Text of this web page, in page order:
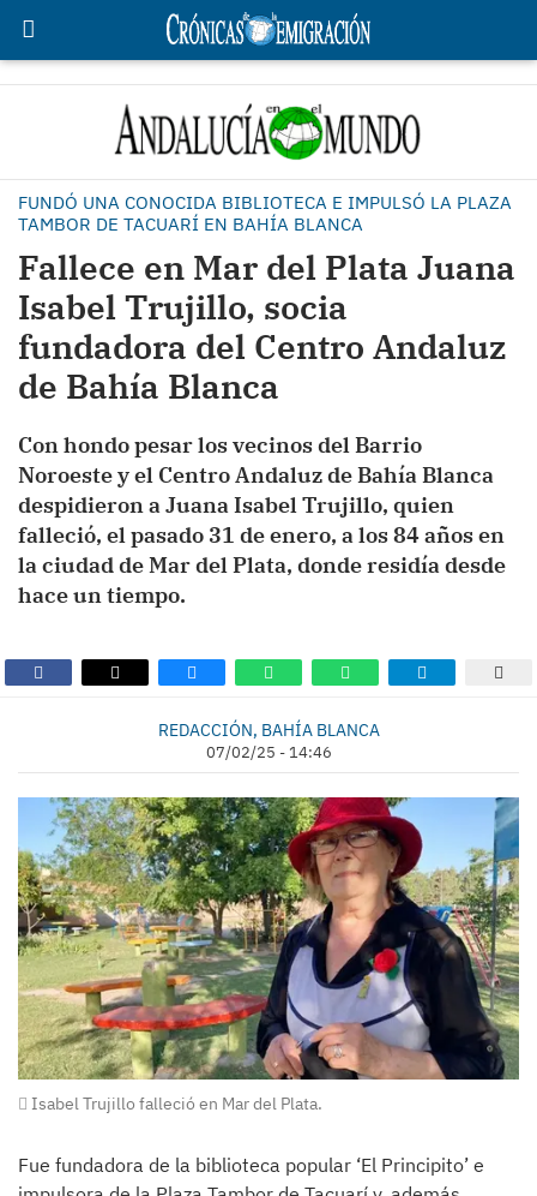
FUNDÓ UNA CONOCIDA BIBLIOTECA E IMPULSÓ LA PLAZA
TAMBOR DE TACUARÍ EN BAHÍA BLANCA
Fallece en Mar del Plata Juana
Isabel Trujillo, socia
fundadora del Centro Andaluz
de Bahía Blanca
Con hondo pesar los vecinos del Barrio
Noroeste y el Centro Andaluz de Bahía Blanca
despidieron a Juana Isabel Trujillo, quien
falleció, el pasado 31 de enero, a los 84 años en
la ciudad de Mar del Plata, donde residía desde
hace un tiempo.
REDACCIÓN, BAHÍA BLANCA
07/02/25 - 14:46
Isabel Trujillo falleció en Mar del Plata.
Fue fundadora de la biblioteca popular ‘El Principito’ e